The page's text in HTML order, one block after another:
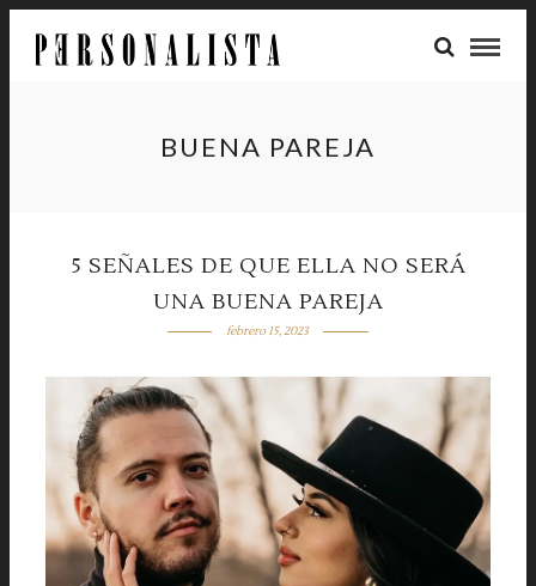
BUENA PAREJA
5 SEÑALES DE QUE ELLA NO SERÁ
UNA BUENA PAREJA
febrero 15, 2023